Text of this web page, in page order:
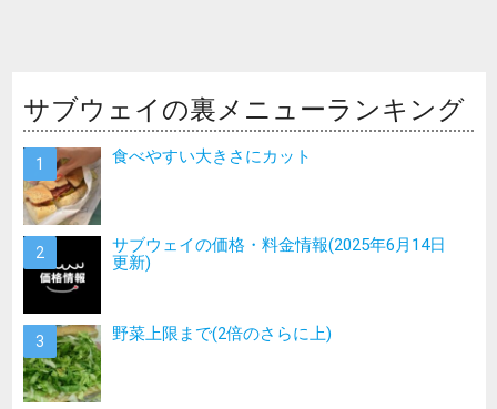
サブウェイの裏メニューランキング
食べやすい大きさにカット
サブウェイの価格・料金情報(2025年6月14日
更新)
野菜上限まで(2倍のさらに上)